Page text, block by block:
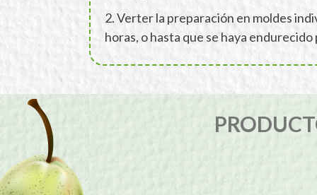
2. Verter la preparación en moldes
horas, o hasta que se haya